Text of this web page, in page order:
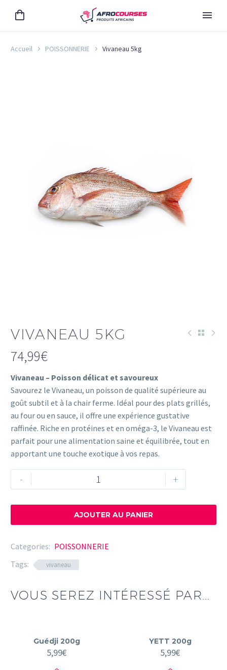
Accueil POISSONNERIE Vivaneau 5kg
VIVANEAU 5KG
74,99€
Vivaneau – Poisson délicat et savoureux
Savourez le Vivaneau, un poisson de qualité supérieure au
goût subtil et à la chair ferme. Idéal pour des plats grillés,
au four ou en sauce, il offre une expérience gustative
raffinée. Riche en protéines et en oméga-3, le Vivaneau est
parfait pour une alimentation saine et équilibrée, tout en
apportant une touche exotique à vos repas.
-
quantité
de
+
AJOUTER AU PANIER
Categories: POISSONNERIE
Tags:
vivaneau
VOUS SEREZ INTÉRESSÉ PAR...
Guédji 200g
5,99€
YETT 200g
5,99€